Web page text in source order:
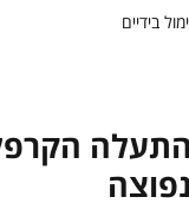
התעלה